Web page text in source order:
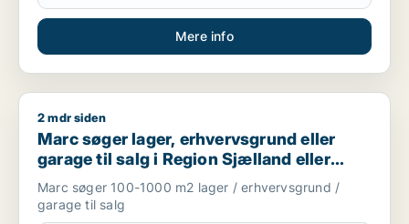
Mere info
Marc søger lager, erhvervsgrund eller garage til salg i
2 mdr siden
Marc søger lager, erhvervsgrund eller
garage til salg i Region Sjælland eller
Nordsjælland
Marc søger 100-1000 m2 lager / erhvervsgrund /
garage til salg